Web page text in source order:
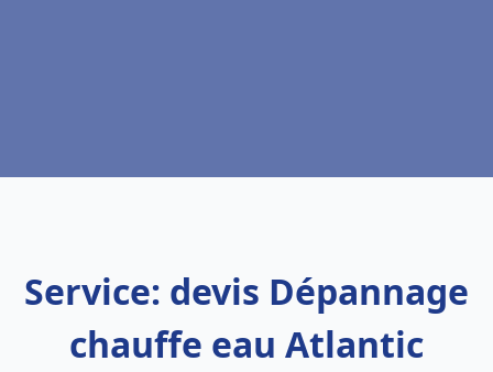
Service: devis Dépannage
chauffe eau Atlantic